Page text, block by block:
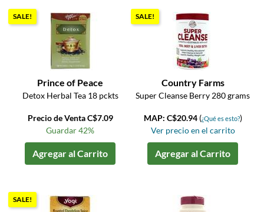
SALE!
Prince of Peace
Detox Herbal Tea 18 pckts
Precio de Venta C$7.09
Guardar 42%
Agregar al Carrito
SALE!
Country Farms
Super Cleanse Berry 280 grams
MAP: C$20.94 (¿Qué es esto?)
Ver precio en el carrito
Agregar al Carrito
SALE!